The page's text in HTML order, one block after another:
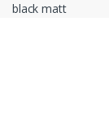
black matt